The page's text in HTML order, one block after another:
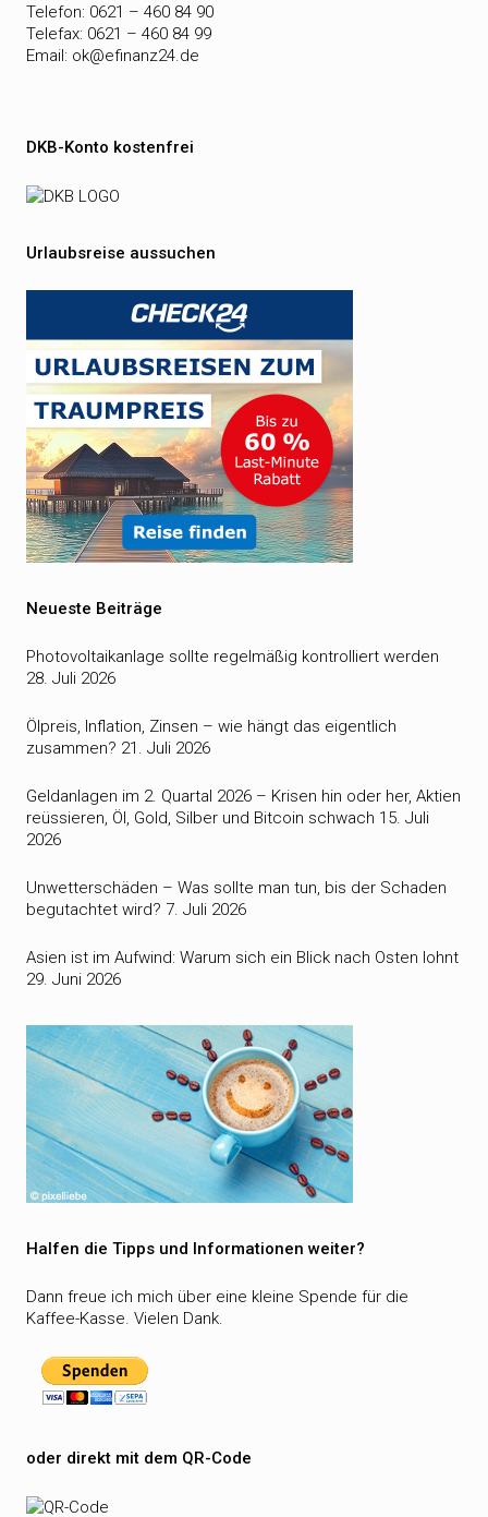
Telefon: 0621 – 460 84 90
Telefax: 0621 – 460 84 99
Email: ok@efinanz24.de
DKB-Konto kostenfrei
Urlaubsreise aussuchen
Neueste Beiträge
Photovoltaikanlage sollte regelmäßig kontrolliert werden
28. Juli 2026
Ölpreis, Inflation, Zinsen – wie hängt das eigentlich
zusammen? 21. Juli 2026
Geldanlagen im 2. Quartal 2026 – Krisen hin oder her, Aktien
reüssieren, Öl, Gold, Silber und Bitcoin schwach 15. Juli
2026
Unwetterschäden – Was sollte man tun, bis der Schaden
begutachtet wird? 7. Juli 2026
Asien ist im Aufwind: Warum sich ein Blick nach Osten lohnt
29. Juni 2026
Halfen die Tipps und Informationen weiter?
Dann freue ich mich über eine kleine Spende für die
Kaffee-Kasse. Vielen Dank.
oder direkt mit dem QR-Code